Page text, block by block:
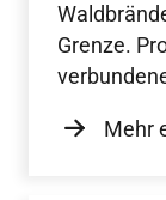
Grenze.
Mehr